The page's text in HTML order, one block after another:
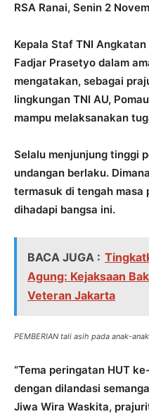
RSA Ranai, Senin 2
Kepala Staf TNI
Fadjar Prasetyo dalam
mengatakan, sebagai
lingkungan TNI AU,
mampu melaksanakan
Selalu menjunjung tinggi
undangan berlaku.
termasuk di tengah masa
dihadapi bangsa ini.
BACA JUGA :
Agung: Kejaksaan
Veteran Jakarta
PEMBERIAN tali asih pada anak-
“Tema peringatan HUT
dengan dilandasi
Jiwa Wira Waskita,